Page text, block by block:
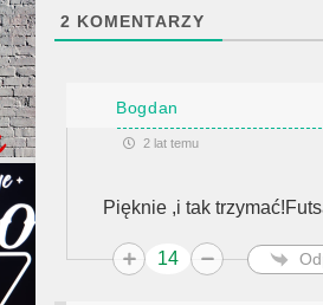
2 KOMENTARZY
Bogdan
2 lat temu
Pięknie ,i tak
14